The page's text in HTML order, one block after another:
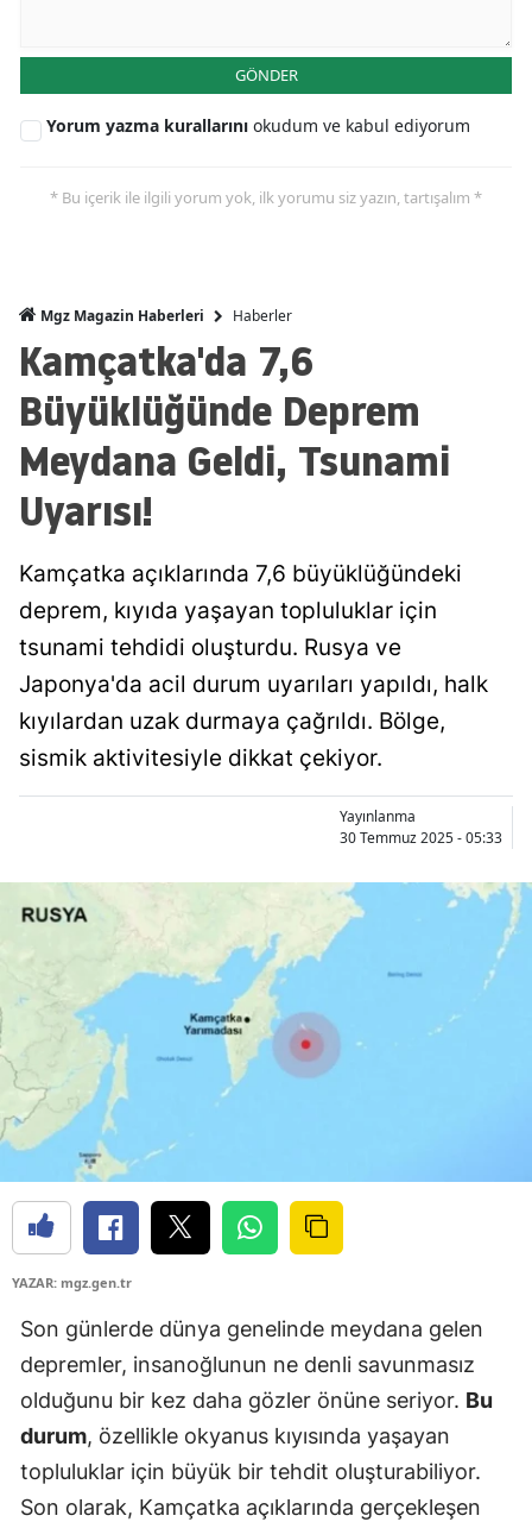
GÖNDER
Yorum yazma kurallarını okudum ve kabul ediyorum
* Bu içerik ile ilgili yorum yok, ilk yorumu siz yazın, tartışalım *
Mgz Magazin Haberleri Haberler
Kamçatka'da 7,6
Büyüklüğünde Deprem
Meydana Geldi, Tsunami
Uyarısı!
Kamçatka açıklarında 7,6 büyüklüğündeki
deprem, kıyıda yaşayan topluluklar için
tsunami tehdidi oluşturdu. Rusya ve
Japonya'da acil durum uyarıları yapıldı, halk
kıyılardan uzak durmaya çağrıldı. Bölge,
sismik aktivitesiyle dikkat çekiyor.
Yayınlanma
30 Temmuz 2025 - 05:33
YAZAR: mgz.gen.tr
Son günlerde dünya genelinde meydana gelen
depremler, insanoğlunun ne denli savunmasız
olduğunu bir kez daha gözler önüne seriyor. Bu
durum, özellikle okyanus kıyısında yaşayan
topluluklar için büyük bir tehdit oluşturabiliyor.
Son olarak, Kamçatka açıklarında gerçekleşen